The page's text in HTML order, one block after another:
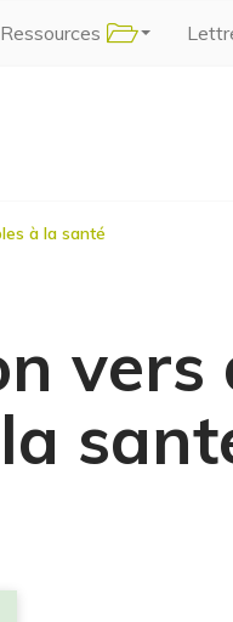
Ressources
à la santé
vers